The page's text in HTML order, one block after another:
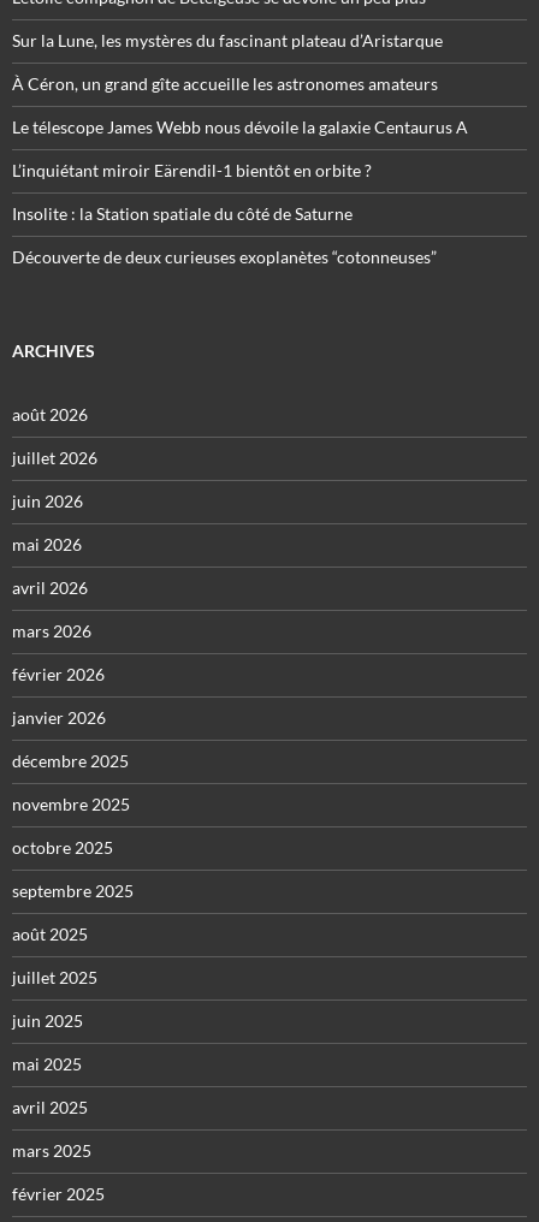
Sur la Lune, les mystères du fascinant plateau d’Aristarque
À Céron, un grand gîte accueille les astronomes amateurs
Le télescope James Webb nous dévoile la galaxie Centaurus A
L’inquiétant miroir Eärendil-1 bientôt en orbite ?
Insolite : la Station spatiale du côté de Saturne
Découverte de deux curieuses exoplanètes “cotonneuses”
ARCHIVES
août 2026
juillet 2026
juin 2026
mai 2026
avril 2026
mars 2026
février 2026
janvier 2026
décembre 2025
novembre 2025
octobre 2025
septembre 2025
août 2025
juillet 2025
juin 2025
mai 2025
avril 2025
mars 2025
février 2025